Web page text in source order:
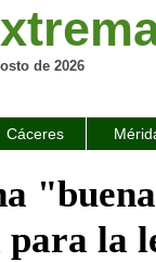
de 2026
Cáceres
la